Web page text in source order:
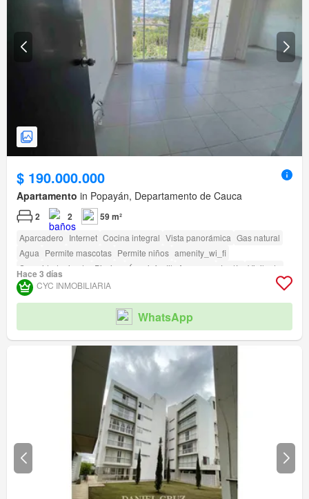
$ 190.000.000
Apartamento in Popayán, Departamento de Cauca
2 2 59 m²
Aparcadero Internet Cocina integral Vista panorámica Gas natural
Agua Permite mascotas Permite niños amenity_wi_fi
Seguridad privada
Piscina Área infantil Ascensor Jardín
Vigilante
Caseta de vigilancia Acceso para personas con discapacidad
Hace 3 días
CYC INMOBILIARIA
WhatsApp